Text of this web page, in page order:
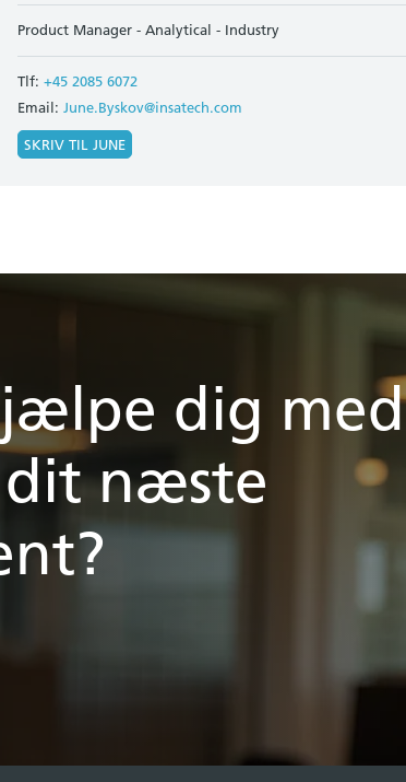
Product Manager - Analytical - Industry
Tlf: +45 2085 6072
Email: June.Byskov@insatech.com
SKRIV TIL JUNE
dig med
næste